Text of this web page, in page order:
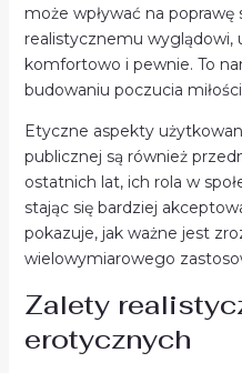
może wpływać na
realistycznemu wyglądowi,
komfortowo i pewnie. To
budowaniu poczucia
Etyczne aspekty
publicznej są również
ostatnich lat, ich rola w
stając się bardziej
pokazuje, jak ważne jest
wielowymiarowego
Zalety
erotycznych